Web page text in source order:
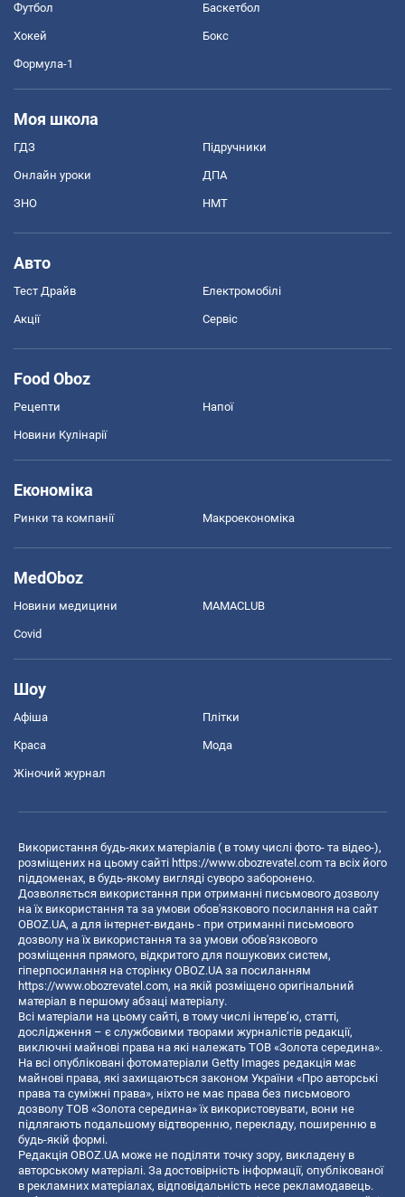
Футбол Баскетбол
Хокей Бокс
Формула-1
Моя школа
ГДЗ Підручники
Онлайн уроки ДПА
ЗНО НМТ
Авто
Тест Драйв Електромобілі
Акції Сервіс
Food Oboz
Рецепти Напої
Новини Кулінарії
Економіка
Ринки та компанії Макроекономіка
MedOboz
Новини медицини MAMACLUB
Covid
Шоу
Афіша Плітки
Краса Мода
Жіночий журнал
Використання будь-яких матеріалів ( в тому числі фото- та відео-),
розміщених на цьому сайті https://www.obozrevatel.com та всіх його
піддоменах, в будь-якому вигляді суворо заборонено.
Дозволяється використання при отриманні письмового дозволу
на їх використання та за умови обов'язкового посилання на сайт
OBOZ.UA, а для інтернет-видань - при отриманні письмового
дозволу на їх використання та за умови обов'язкового
розміщення прямого, відкритого для пошукових систем,
гіперпосилання на сторінку OBOZ.UA за посиланням
https://www.obozrevatel.com, на якій розміщено оригінальний
матеріал в першому абзаці матеріалу.
Всі матеріали на цьому сайті, в тому числі інтерв’ю, статті,
дослідження – є службовими творами журналістів редакції,
виключні майнові права на які належать ТОВ «Золота середина».
На всі опубліковані фотоматеріали Getty Images редакція має
майнові права, які захищаються законом України «Про авторські
права та суміжні права», ніхто не має права без письмового
дозволу ТОВ «Золота середина» їх використовувати, вони не
підлягають подальшому відтворенню, перекладу, поширенню в
будь-якій формі.
Редакція OBOZ.UA може не поділяти точку зору, викладену в
авторському матеріалі. За достовірність інформації, опублікованої
в рекламних матеріалах, відповідальність несе рекламодавець.